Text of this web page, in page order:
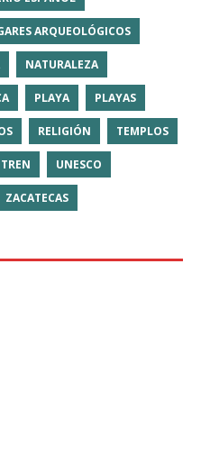
ARQUEOLÓGICOS
NATURALEZA
PLAYA PLAYAS
RELIGIÓN TEMPLOS
TREN UNESCO
ZACATECAS